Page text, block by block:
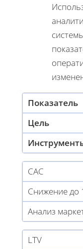
Показатель
Цель
CAC
Снижение до
Анализ
LTV